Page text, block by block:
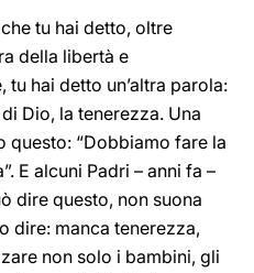
tu hai detto, oltre
della libertà e
tu hai detto un’altra parola:
di Dio, la tenerezza. Una
questo: “Dobbiamo fare la
E alcuni Padri – anni fa –
dire questo, non suona
dire: manca tenerezza,
non solo i bambini, gli